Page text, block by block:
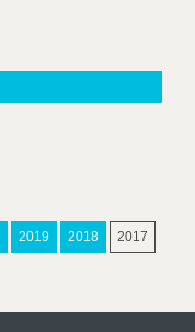
2019 2018 2017